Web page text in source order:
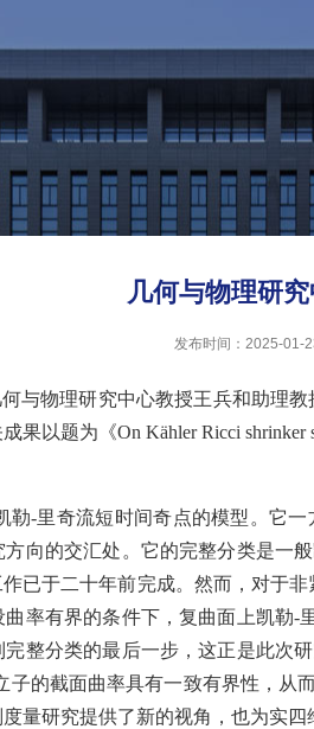
几何与物理研
发布时间：2025-01-
物理研究中心教授王兵和助理教
果以题为《On Kähler Ricci shrinker
勒-里奇流短时间奇点的模型。它一
向的交汇处。它的完整分类是一
已于二十年前完成。 然而，对于非
率有界的条件下，复曲面上凯勒-
整分类的最后一步，这正是此次研
子的截面曲率具有一致有界性，从
量研究提供了新的视角，也为实四